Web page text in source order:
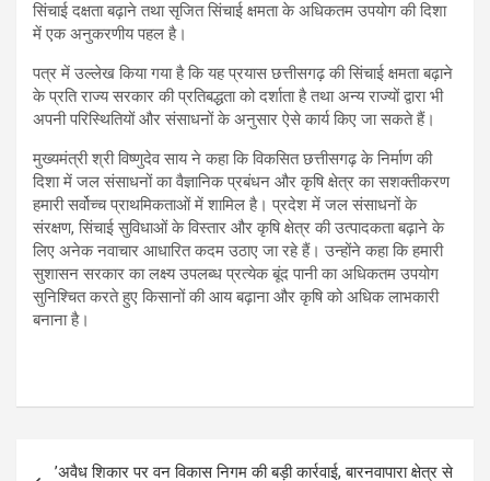
सिंचाई दक्षता बढ़ाने तथा सृजित सिंचाई क्षमता के अधिकतम उपयोग की दिशा
में एक अनुकरणीय पहल है।
पत्र में उल्लेख किया गया है कि यह प्रयास छत्तीसगढ़ की सिंचाई क्षमता बढ़ाने
के प्रति राज्य सरकार की प्रतिबद्धता को दर्शाता है तथा अन्य राज्यों द्वारा भी
अपनी परिस्थितियों और संसाधनों के अनुसार ऐसे कार्य किए जा सकते हैं।
मुख्यमंत्री श्री विष्णुदेव साय ने कहा कि विकसित छत्तीसगढ़ के निर्माण की
दिशा में जल संसाधनों का वैज्ञानिक प्रबंधन और कृषि क्षेत्र का सशक्तीकरण
हमारी सर्वोच्च प्राथमिकताओं में शामिल है। प्रदेश में जल संसाधनों के
संरक्षण, सिंचाई सुविधाओं के विस्तार और कृषि क्षेत्र की उत्पादकता बढ़ाने के
लिए अनेक नवाचार आधारित कदम उठाए जा रहे हैं। उन्होंने कहा कि हमारी
सुशासन सरकार का लक्ष्य उपलब्ध प्रत्येक बूंद पानी का अधिकतम उपयोग
सुनिश्चित करते हुए किसानों की आय बढ़ाना और कृषि को अधिक लाभकारी
बनाना है।
’अवैध शिकार पर वन विकास निगम की बड़ी कार्रवाई, बारनवापारा क्षेत्र से